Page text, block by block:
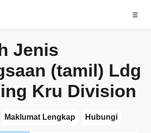
☰
Jenis
(tamil) Ldg
Kru Division
Maklumat Lengkap Hubungi